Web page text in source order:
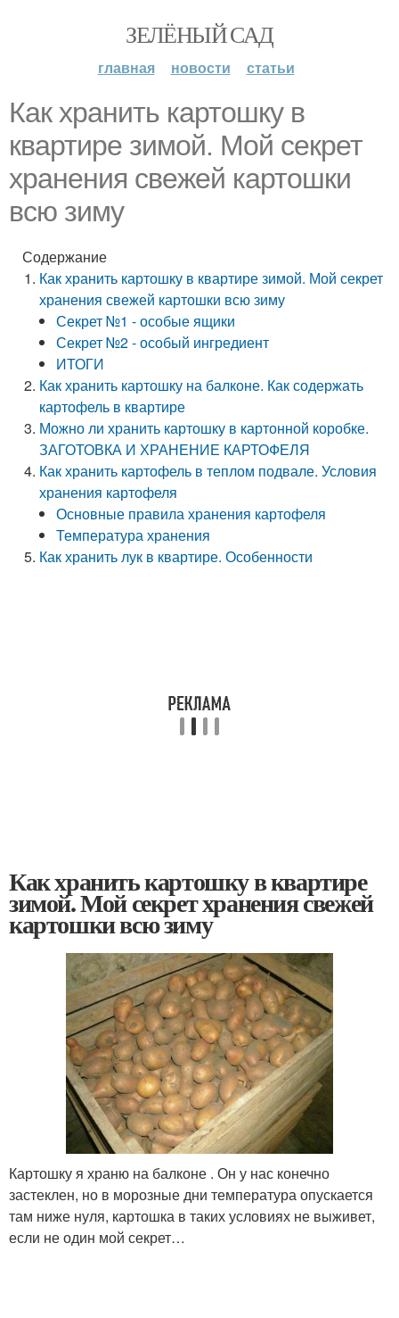
ЗЕЛЁНЫЙ САД
главная новости статьи
Как хранить картошку в
квартире зимой. Мой секрет
хранения свежей картошки
всю зиму
Содержание
Как хранить картошку в квартире зимой. Мой секрет
хранения свежей картошки всю зиму
Секрет №1 - особые ящики
Секрет №2 - особый ингредиент
ИТОГИ
Как хранить картошку на балконе. Как содержать
картофель в квартире
Можно ли хранить картошку в картонной коробке.
ЗАГОТОВКА И ХРАНЕНИЕ КАРТОФЕЛЯ
Как хранить картофель в теплом подвале. Условия
хранения картофеля
Основные правила хранения картофеля
Температура хранения
Как хранить лук в квартире. Особенности
Как хранить картошку в квартире
зимой. Мой секрет хранения свежей
картошки всю зиму
Картошку я храню на балконе . Он у нас конечно
застеклен, но в морозные дни температура опускается
там ниже нуля, картошка в таких условиях не выживет,
если не один мой секрет…